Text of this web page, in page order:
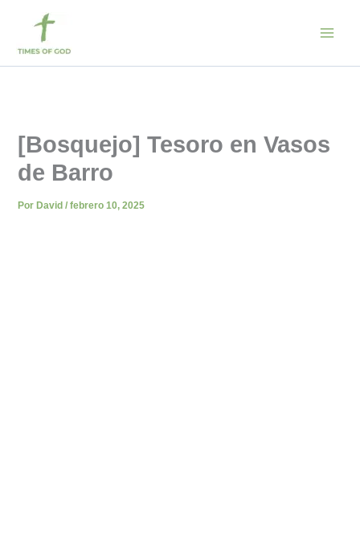
contenido
[Bosquejo] Tesoro en Vasos
de Barro
Por David/febrero 10, 2025